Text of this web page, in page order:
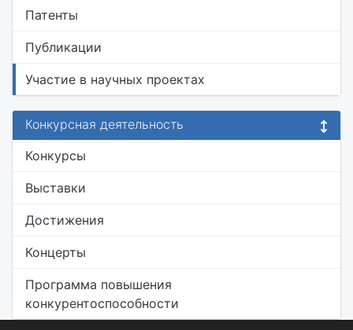
Патенты
Публикации
Участие в научных проектах
Конкурсная деятельность
Конкурсы
Выставки
Достижения
Концерты
Программа повышения
конкурентоспособности